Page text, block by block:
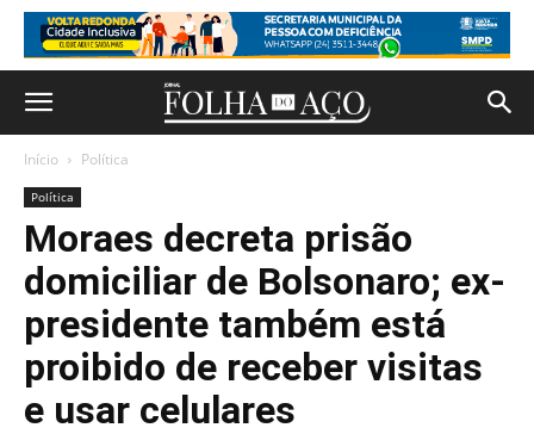
Início Política
Política
Moraes decreta prisão
domiciliar de Bolsonaro; ex-
presidente também está
proibido de receber visitas
e usar celulares